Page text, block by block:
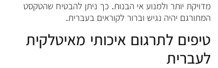
מדויקת יותר ולמנוע אי הבנות. כך ניתן להבטיח שהטקסט
המתורגם יהיה נגיש וברור לקוראים בעברית.
טיפים לתרגום איכותי מאיטלקית
לעברית